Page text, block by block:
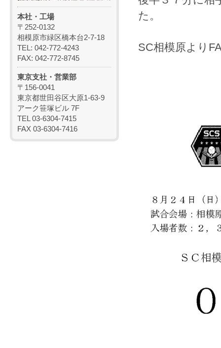
た。
SC相模原より
本社・工場
〒252-0132
相模原市緑区橋本台2-7-18
TEL: 042-772-4243
FAX: 042-772-8745
東京支社・営業部
〒156-0041
東京都世田谷区大原1-63-9
アーク笹塚ビル 7F
TEL 03-6304-7415
FAX 03-6304-7416